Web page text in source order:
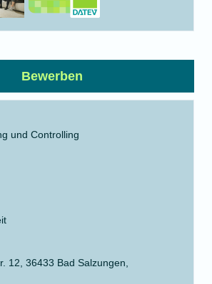
Bewerben
und Controlling
12, 36433 Bad Salzungen,